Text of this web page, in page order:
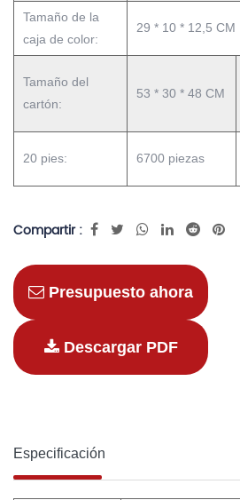
Tamaño de la
caja de color:
29 * 10 * 12,5 CM
Tamaño del
cartón:
53 * 30 * 48 CM
20 pies: 6700 piezas
Compartir :
Presupuesto ahora
Descargar PDF
Especificación